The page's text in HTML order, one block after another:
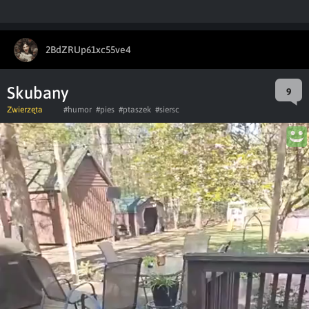
2BdZRUp61xc55ve4
Skubany 9
Zwierzęta #humor #pies #ptaszek #siersc